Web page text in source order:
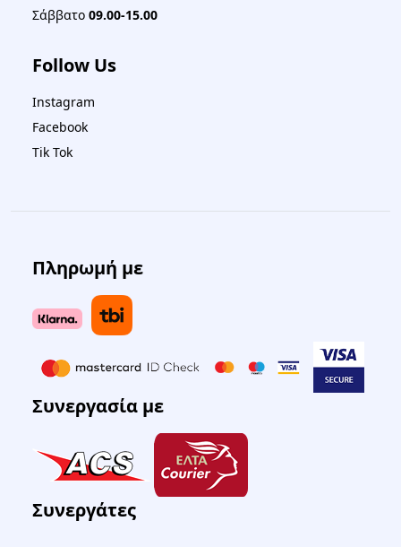
Σάββατο 09.00-15.00
Follow Us
Instagram
Facebook
Tik Tok
Πληρωμή με
Συνεργασία με
Συνεργάτες